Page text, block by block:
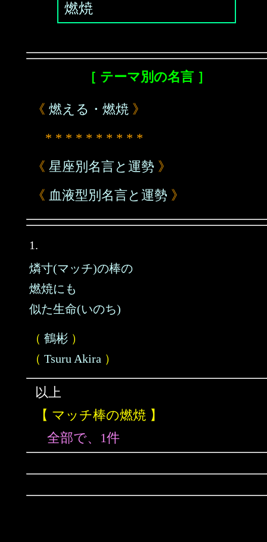
燃焼
［ テーマ別の名言 ］
《 燃える・燃焼 》
* * * * * * * * * *
《 星座別名言と運勢 》
《 血液型別名言と運勢 》
1.
燐寸(マッチ)の棒の
燃焼にも
似た生命(いのち)
（ 鶴彬 ）
（ Tsuru Akira ）
以上
【 マッチ棒の燃焼 】
全部で、1件